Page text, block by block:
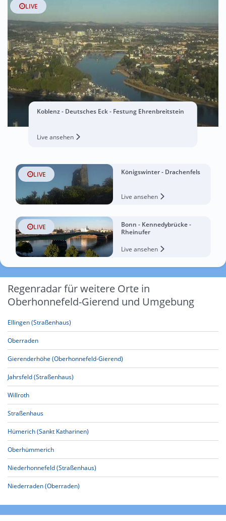
LIVE
Koblenz - Deutsches Eck - Festung Ehrenbreitstein
Live ansehen
LIVE Königswinter - Drachenfels
Live ansehen
LIVE
Bonn - Kennedybrücke -
Rheinufer
Live ansehen
Regenradar für weitere Orte in
Oberhonnefeld-Gierend und Umgebung
Ellingen (Straßenhaus)
Oberraden
Gierenderhöhe (Oberhonnefeld-Gierend)
Jahrsfeld (Straßenhaus)
Willroth
Straßenhaus
Hümerich (Sankt Katharinen)
Oberhümmerich
Niederhonnefeld (Straßenhaus)
Niederraden (Oberraden)